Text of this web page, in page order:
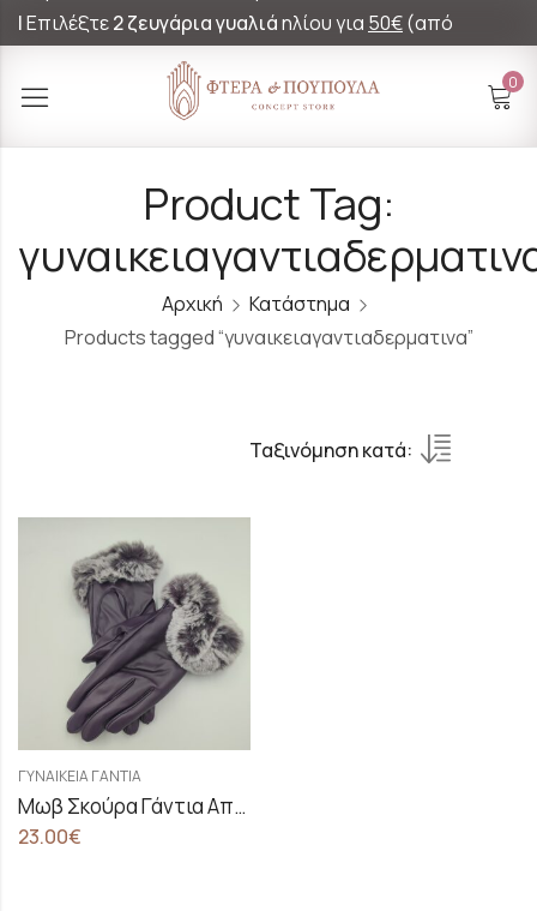
|Επιλέξτε2 ζευγάρια γυαλιάηλίου για 50€(από
0
Product Tag:
Αρχική
Κατάστημα
Products tagged “γυναικειαγαντιαδερματινα”
Ταξινόμηση κατά:
ΓΥΝΑΙΚΕΊΑ ΓΆΝΤΙΑ
Μωβ Σκούρα Γάντια Από Δερματίνη Με Δίχρωμη Γούνα
23.00€